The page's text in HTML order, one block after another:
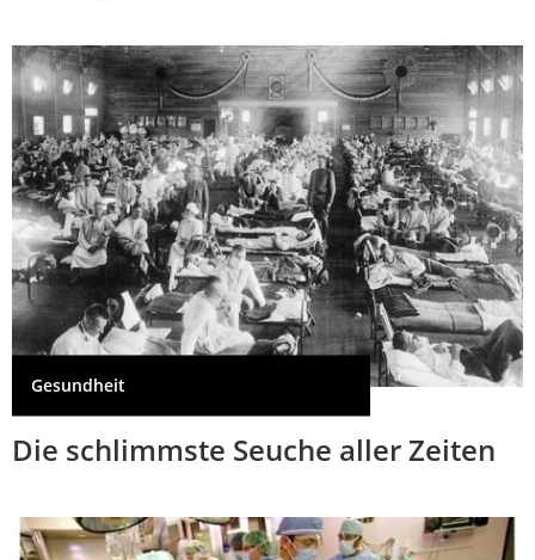
Gesundheit
Die schlimmste Seuche aller Zeiten